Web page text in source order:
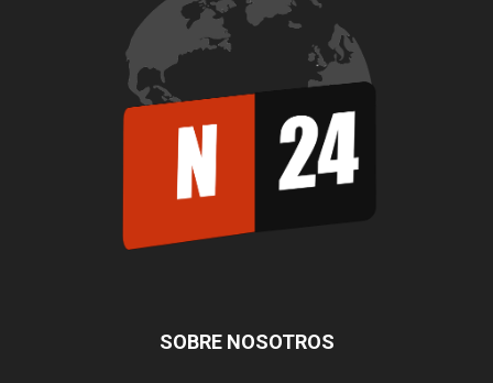
SOBRE NOSOTROS